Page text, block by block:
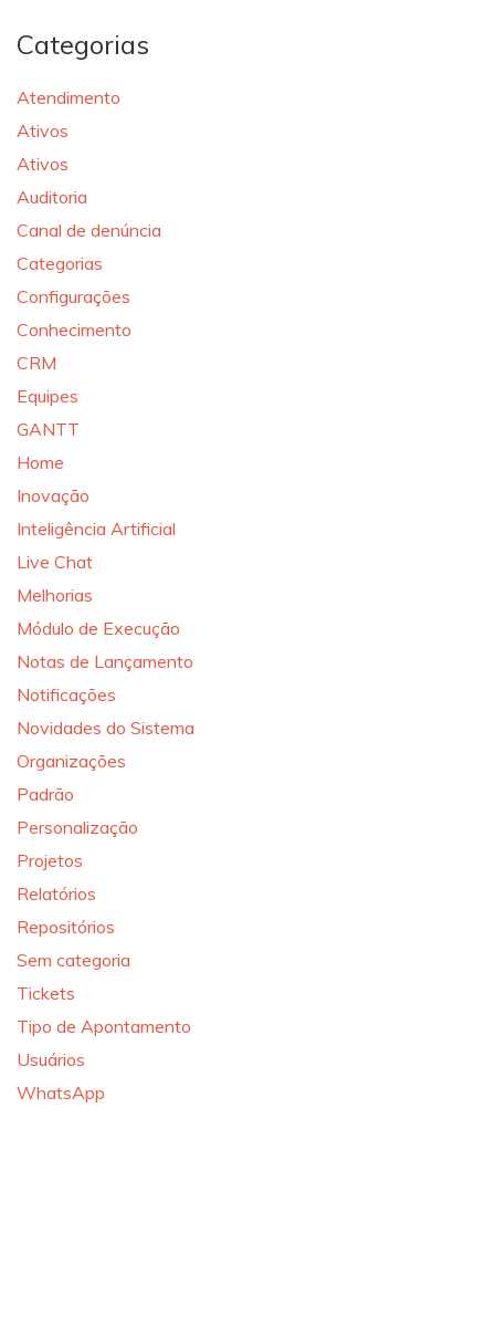
Categorias
Atendimento
Ativos
Ativos
Auditoria
Canal de denúncia
Categorias
Configurações
Conhecimento
CRM
Equipes
GANTT
Home
Inovação
Inteligência Artificial
Live Chat
Melhorias
Módulo de Execução
Notas de Lançamento
Notificações
Novidades do Sistema
Organizações
Padrão
Personalização
Projetos
Relatórios
Repositórios
Sem categoria
Tickets
Tipo de Apontamento
Usuários
WhatsApp